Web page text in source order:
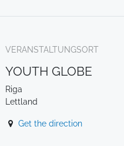
VERANSTALTUNGSORT
YOUTH GLOBE
Riga
Lettland
Get the direction